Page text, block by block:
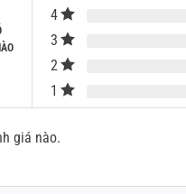
4
3
2
1
giá nào.